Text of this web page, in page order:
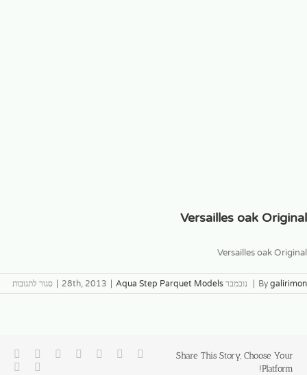
Versailles oak Original
Versailles oak Original
By galirimon נובמבר 28th, 2013 Aqua Step Parquet Models סגור לתגובות
Share This Story, Choose Your
Platform!